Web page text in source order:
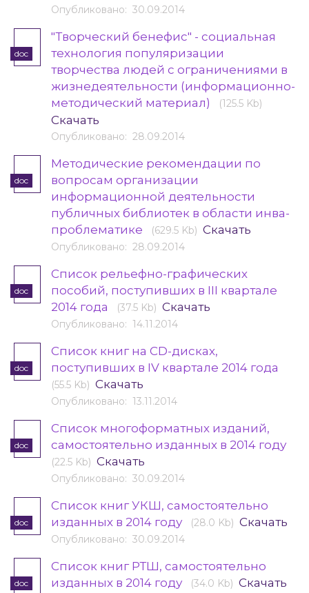
Опубликовано: 30.09.2014
doc
"Творческий бенефис" - социальная
технология популяризации
творчества людей с ограничениями в
жизнедеятельности (информационно-
методический материал)
(125.5 Kb)
Скачать
Опубликовано: 28.09.2014
doc
Методические рекомендации по
вопросам организации
информационной деятельности
публичных библиотек в области инва-
проблематике
(629.5 Kb) Скачать
Опубликовано: 28.09.2014
doc
Список рельефно-графических
пособий, поступивших в III квартале
2014 года
(37.5 Kb) Скачать
Опубликовано: 14.11.2014
doc
Список книг на CD-дисках,
поступивших в IV квартале 2014 года
(55.5 Kb) Скачать
Опубликовано: 13.11.2014
doc
Cписок многоформатных изданий,
самостоятельно изданных в 2014 году
(22.5 Kb) Скачать
Опубликовано: 30.09.2014
doc
Cписок книг УКШ, самостоятельно
изданных в 2014 году
(28.0 Kb) Скачать
Опубликовано: 30.09.2014
doc
Cписок книг РТШ, самостоятельно
изданных в 2014 году
(34.0 Kb) Скачать